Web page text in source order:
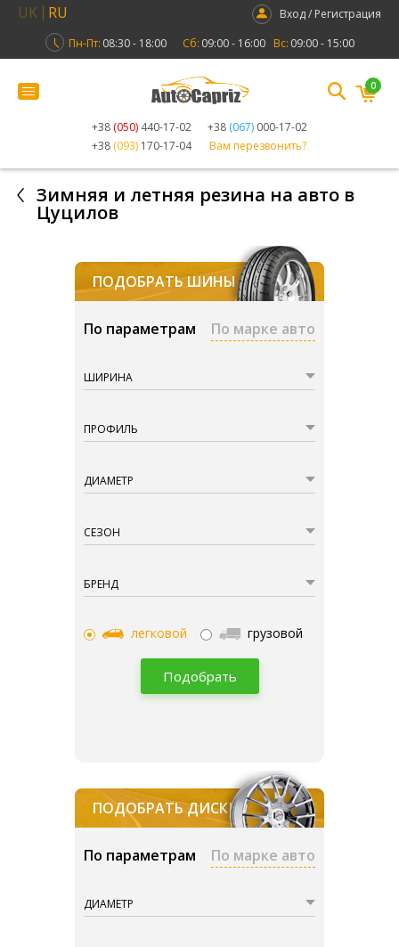
UK RU
Вход / Регистрация
Пн-Пт: 08:30 - 18:00 Сб: 09:00 - 16:00 Вс: 09:00 - 15:00
+38 (050) 440-17-02 +38 (067) 000-17-02
+38 (093) 170-17-04 Вам перезвонить?
0
Зимняя и летняя резина на авто в
Цуцилов
ПОДОБРАТЬ ШИНЫ
По параметрам По марке авто
ШИРИНА
ПРОФИЛЬ
ДИАМЕТР
СЕЗОН
БРЕНД
легковой грузовой
Подобрать
ПОДОБРАТЬ ДИСКИ
По параметрам По марке авто
ДИАМЕТР